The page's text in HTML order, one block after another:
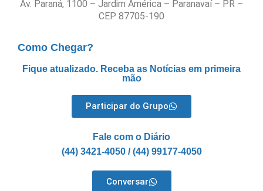
Av. Paraná, 1100 – Jardim América – Paranavaí – PR –
CEP 87705-190
Como Chegar?
Fique atualizado. Receba as Notícias em primeira
mão
Participar do Grupo
Fale com o Diário
(44) 3421-4050 / (44) 99177-4050
Conversar